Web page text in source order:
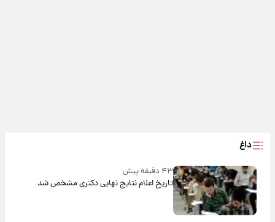
داغ
۴۳ دقیقه پیش
تاریخ اعلام نتایج نهایی دکتری مشخص شد